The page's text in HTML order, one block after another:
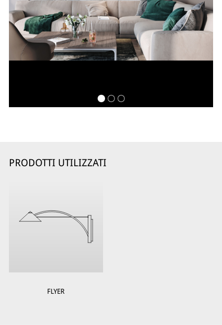
PRODOTTI UTILIZZATI
FLYER